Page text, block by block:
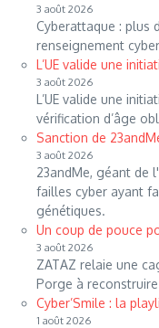
3 août 2026
Cyberattaque : plus
renseignement
L’UE valide une
3 août 2026
L’UE valide une
vérification d’âge
Sanction de
3 août 2026
23andMe, géant de
failles cyber ayant
génétiques.
Un coup de pouce
3 août 2026
ZATAZ relaie une
Porge à
Cyber’Smile : la
1 août 2026